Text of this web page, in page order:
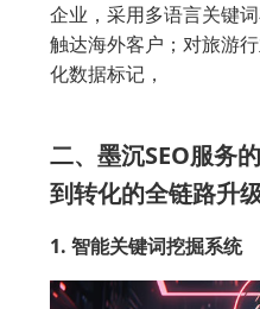
企业，采用多语言关键
触达海外客户；对旅游
化数据标记，
二、墨沉SEO服务
到转化的全链路升
1. 智能关键词挖掘系统